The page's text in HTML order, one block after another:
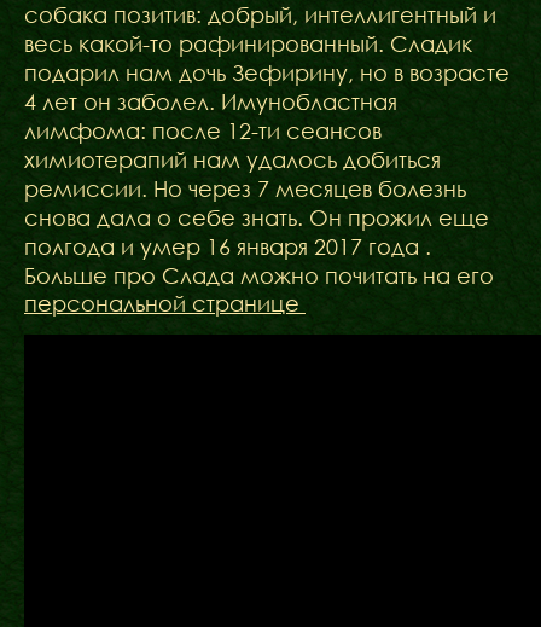
собака позитив: добрый, интеллигентный и
весь какой-то рафинированный. Сладик
подарил нам дочь Зефирину, но в возрасте
4 лет он заболел. Имунобластная
лимфома: после 12-ти сеансов
химиотерапий нам удалось добиться
ремиссии. Но через 7 месяцев болезнь
снова дала о себе знать. Он прожил еще
полгода и умер 16 января 2017 года .
Больше про Слада можно почитать на его
персональной странице